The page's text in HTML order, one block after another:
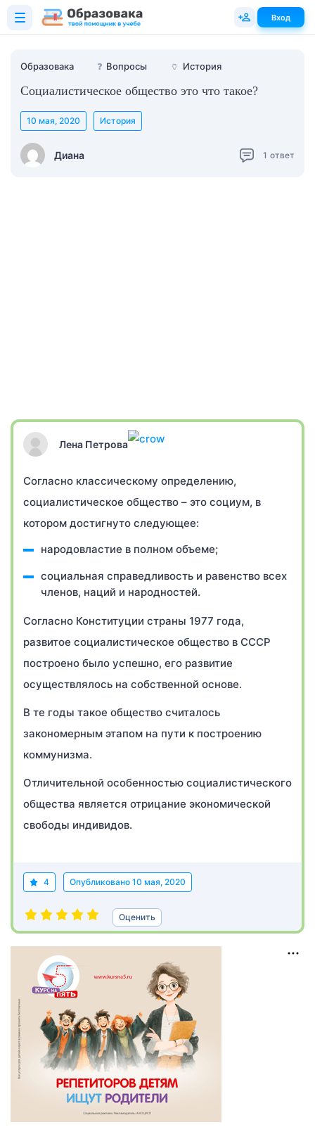
Образовака ❓ Вопросы 🏺 История
Социалистическое общество это что такое?
Диана
10 мая, 2020 История
1 ответ
Лена Петрова
Согласно классическому определению,
социалистическое общество – это социум, в
котором достигнуто следующее:
народовластие в полном объеме;
социальная справедливость и равенство всех
членов, наций и народностей.
Согласно Конституции страны 1977 года,
развитое социалистическое общество в СССР
построено было успешно, его развитие
осуществлялось на собственной основе.
В те годы такое общество считалось
закономерным этапом на пути к построению
коммунизма.
Отличительной особенностью социалистического
общества является отрицание экономической
свободы индивидов.
4 Опубликовано 10 мая, 2020
Оценить
Вход